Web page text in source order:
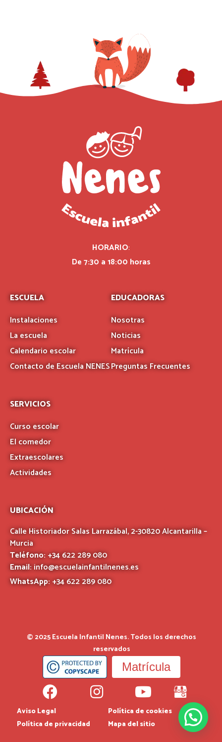
HORARIO:
De 7:30 a 18:00 horas
ESCUELA
Instalaciones
La escuela
Calendario escolar
Contacto de Escuela NENES
EDUCADORAS
Nosotras
Noticias
Matrícula
Preguntas Frecuentes
SERVICIOS
Curso escolar
El comedor
Extraescolares
Actividades
UBICACIÓN
Calle Historiador Salas Larrazábal, 2-30820 Alcantarilla –
Murcia
Teléfono:+34 622 289 080
Email:info@escuelainfantilnenes.es
WhatsApp:+34 622 289 080
© 2025 Escuela Infantil Nenes. Todos los derechos
reservados
Matrícula
Aviso Legal
Política de privacidad
Política de cookies
Mapa del sitio